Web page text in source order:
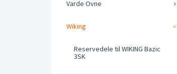
Varde Ovne
Wiking
Reservedele til WIKING Bazic
3SK